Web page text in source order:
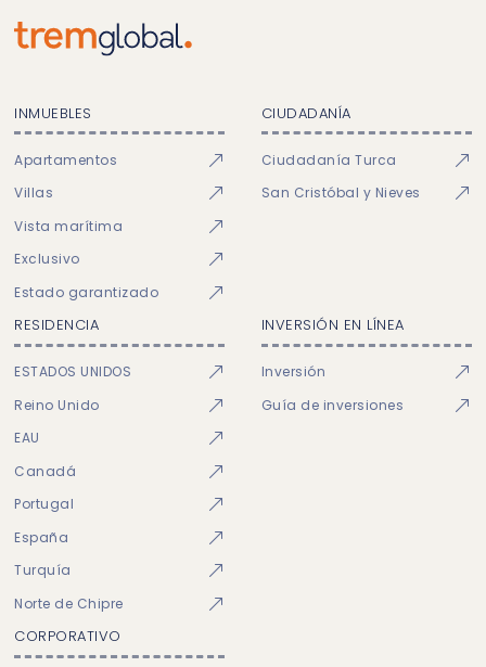
INMUEBLES
Apartamentos
Villas
Vista marítima
Exclusivo
Estado garantizado
CIUDADANÍA
Ciudadanía Turca
San Cristóbal y Nieves
RESIDENCIA
ESTADOS UNIDOS
Reino Unido
EAU
Canadá
Portugal
España
Turquía
Norte de Chipre
INVERSIÓN EN LÍNEA
Inversión
Guía de inversiones
CORPORATIVO